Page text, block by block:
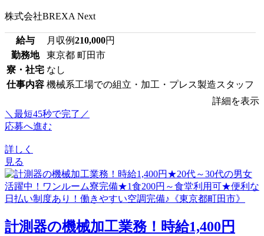
株式会社BREXA Next
給与 月収例210,000円
勤務地
東京都 町田市
寮・社宅 なし
仕事内容 機械系工場での組立・加工・プレス製造スタッフ
詳細を表示
＼最短45秒で完了／
応募へ進む
詳しく
見る
計測器の機械加工業務！時給1,400円